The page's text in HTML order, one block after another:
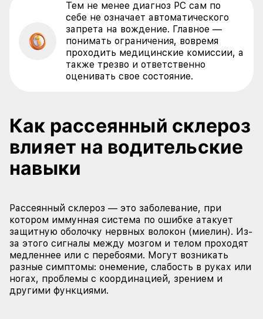
Тем не менее диагноз РС сам по
себе не означает автоматического
запрета на вождение. Главное —
понимать ограничения, вовремя
проходить медицинские комиссии, а
также трезво и ответственно
оценивать свое состояние.
Как рассеянный склероз
влияет на водительские
навыки
Рассеянный склероз — это заболевание, при
котором иммунная система по ошибке атакует
защитную оболочку нервных волокон (миелин). Из-
за этого сигналы между мозгом и телом проходят
медленнее или с перебоями. Могут возникать
разные симптомы: онемение, слабость в руках или
ногах, проблемы с координацией, зрением и
другими функциями.